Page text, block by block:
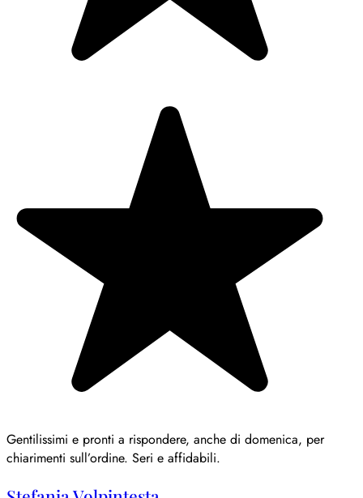
Gentilissimi e pronti a rispondere, anche di domenica, per
chiarimenti sull’ordine. Seri e affidabili.